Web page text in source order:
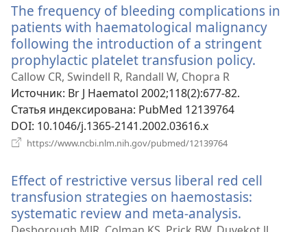
окне)
The frequency of bleeding complications in
patients with haematological malignancy
following the introduction of a stringent
prophylactic platelet transfusion policy.
Callow CR, Swindell R, Randall W, Chopra R
Источник‎: Br J Haematol 2002;118(2):677-82.
Статья индексирована‎: PubMed 12139764
DOI‎: 10.1046/j.1365-2141.2002.03616.x
https://www.ncbi.nlm.nih.gov/pubmed/12139764
окне)
Effect of restrictive versus liberal red cell
transfusion strategies on haemostasis:
systematic review and meta-analysis.